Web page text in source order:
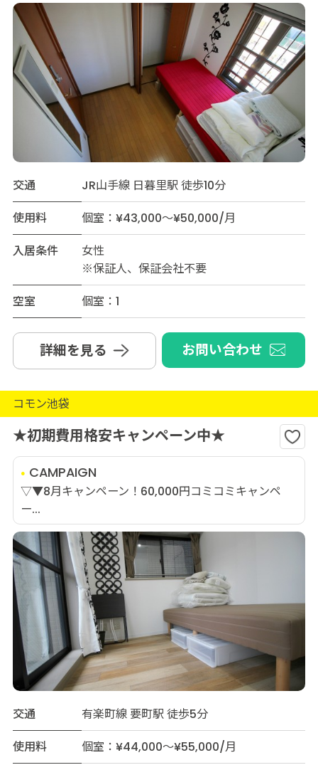
交通
JR山手線 日暮里駅 徒歩10分
使用料
個室：¥43,000～¥50,000/月
入居条件
女性
※保証人、保証会社不要
空室
個室：1
詳細を見る お問い合わせ
コモン池袋
★初期費用格安キャンペーン中★
CAMPAIGN
▽▼8月キャンペーン！60,000円コミコミキャンペ
ー...
交通
有楽町線 要町駅 徒歩5分
使用料
個室：¥44,000～¥55,000/月